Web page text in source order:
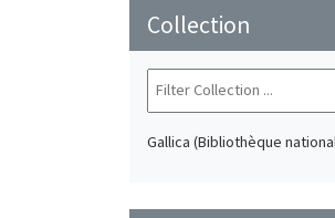
Collection
Gallica (Bibliothèque